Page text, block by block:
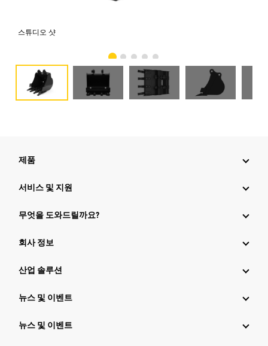
스튜디오 샷
제품
서비스 및 지원
무엇을 도와드릴까요?
회사 정보
산업 솔루션
뉴스 및 이벤트
뉴스 및 이벤트